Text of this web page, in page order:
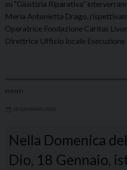
su “Giustizia Riparativa”
Meria Antonietta Drago,
Operatrice Fondazione Caritas
Direttrice Ufficio locale Esecuzione
EVENTI
28 GENNAIO 2026
Nella Domenica
Dio, 18 Gennaio,